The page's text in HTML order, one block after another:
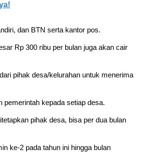
dan BTN serta kantor pos.
Rp 300 ribu per bulan juga akan cair
pihak desa/kelurahan untuk menerima
pemerintah kepada setiap desa.
pihak desa, bisa per dua bulan
ke-2 pada tahun ini hingga bulan